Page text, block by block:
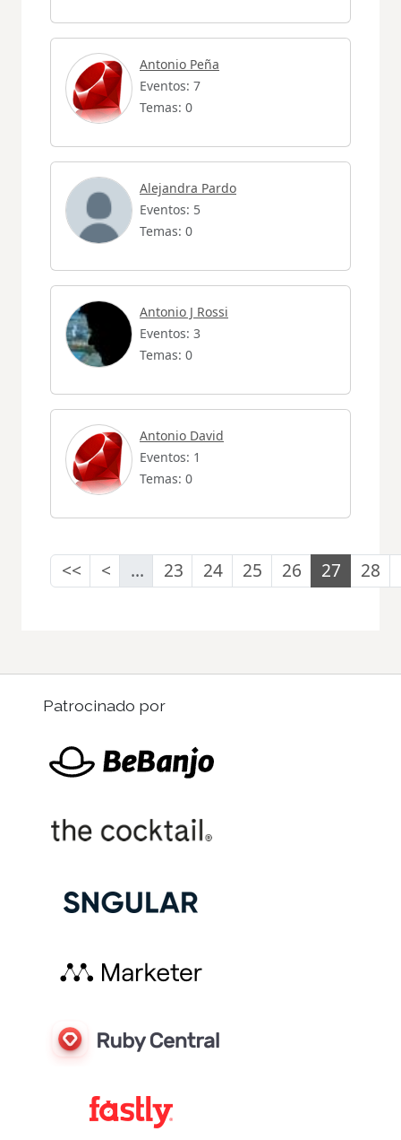
Antonio Peña
Eventos: 7
Temas: 0
Alejandra Pardo
Eventos: 5
Temas: 0
Antonio J Rossi
Eventos: 3
Temas: 0
Antonio David
Eventos: 1
Temas: 0
<< < ... 23 24 25 26 27 28
Patrocinado por